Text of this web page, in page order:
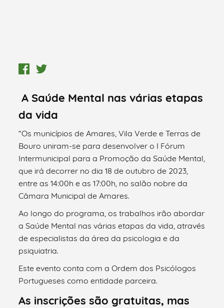
A Saúde Mental nas várias etapas
da vida
“Os municípios de Amares, Vila Verde e Terras de
Bouro uniram-se para desenvolver o I Fórum
Intermunicipal para a Promoção da Saúde Mental,
que irá decorrer no dia 18 de outubro de 2023,
entre as 14:00h e as 17:00h, no salão nobre da
Câmara Municipal de Amares.
Ao longo do programa, os trabalhos irão abordar
a Saúde Mental nas várias etapas da vida, através
de especialistas da área da psicologia e da
psiquiatria.
Este evento conta com a Ordem dos Psicólogos
Portugueses como entidade parceira.
As inscrições são gratuitas, mas